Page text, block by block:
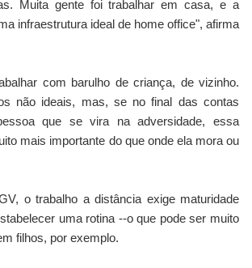
Muita gente foi trabalhar em casa, e a
infraestrutura ideal de home office", afirma
com barulho de criança, de vizinho.
não ideais, mas, se no final das contas
que se vira na adversidade, essa
mais importante do que onde ela mora ou
o trabalho a distância exige maturidade
uma rotina --o que pode ser muito
filhos, por exemplo.